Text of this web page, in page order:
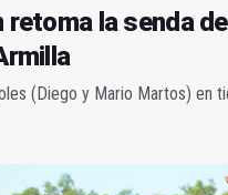
retoma la senda
(Diego y Mario Martos) en